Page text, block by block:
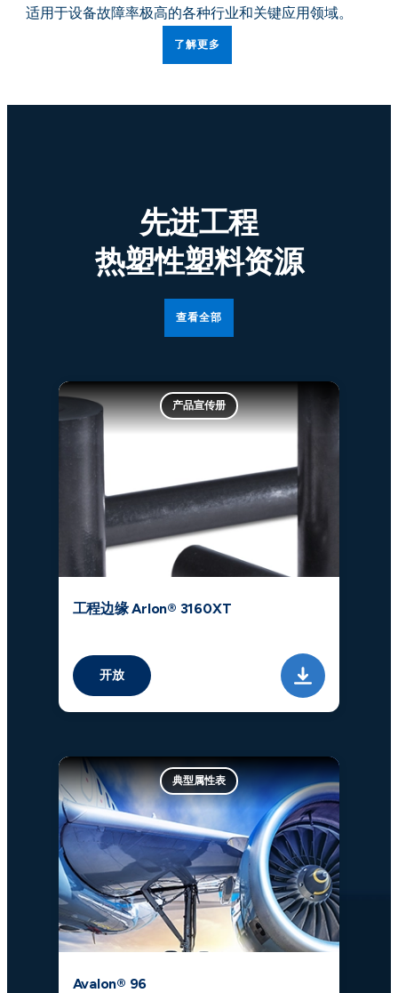
适用于设备故障率极高的各种行业和关键应用领域。
了解更多
先进工程
热塑性塑料资源
查看全部
产品宣传册
工程边缘 Arlon® 3160XT
开放
典型属性表
Avalon® 96